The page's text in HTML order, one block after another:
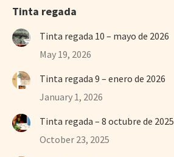
Tinta regada
Tinta regada 10 – mayo de 2026
May 19, 2026
Tinta regada 9 – enero de 2026
January 1, 2026
Tinta regada – 8 octubre de 2025
October 23, 2025